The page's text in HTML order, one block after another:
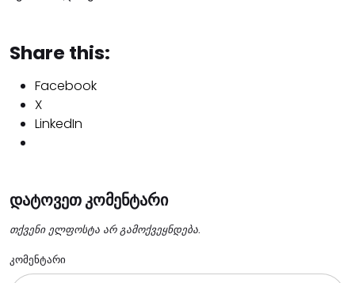
Share this:
Facebook
X
LinkedIn
დატოვეთ კომენტარი
თქვენი ელფოსტა არ გამოქვეყნდება.
კომენტარი